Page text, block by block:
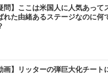
問】ここは米国人に人気あって
れた由緒あるステージなのに何
画】リッターの弾巨大化チート